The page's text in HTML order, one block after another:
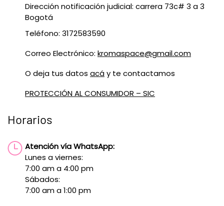
Dirección notificación judicial: carrera 73c# 3 a 3
Bogotá
Teléfono: 3172583590
Correo Electrónico: kromaspace@gmail.com
O deja tus datos acáy te contactamos
PROTECCIÓN AL CONSUMIDOR – SIC
Horarios
Atención vía WhatsApp:
Lunes a viernes:
7:00 am a 4:00 pm
Sábados:
7:00 am a 1:00 pm